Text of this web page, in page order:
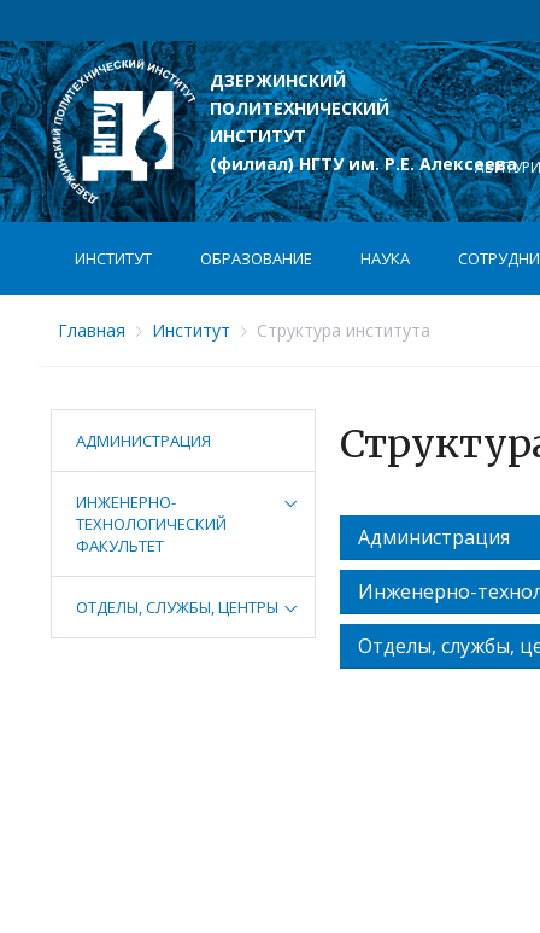
ДЗЕРЖИНСКИЙ
ПОЛИТЕХНИЧЕСКИЙ
ИНСТИТУТ
(филиал) НГТУ им. Р.Е. Алексеева
ИНСТИТУТ ОБРАЗОВАНИЕ НАУКА
Главная Институт Структура института
АДМИНИСТРАЦИЯ
ИНЖЕНЕРНО-
ТЕХНОЛОГИЧЕСКИЙ
ФАКУЛЬТЕТ
ОТДЕЛЫ, СЛУЖБЫ, ЦЕНТРЫ
Администрация
Инженерно-
Отделы, службы,